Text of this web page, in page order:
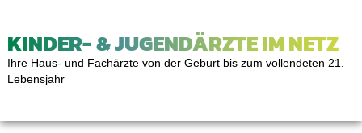
KINDER- & JUGENDÄRZTE IM NETZ
Ihre Haus- und Fachärzte von der Geburt bis zum vollendeten 21.
Lebensjahr